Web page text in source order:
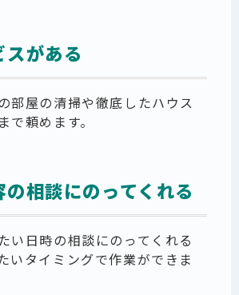
がある
部屋の清掃や徹底したハウス
で頼めます。
相談にのってくれる
い日時の相談にのってくれる
いタイミングで作業ができま